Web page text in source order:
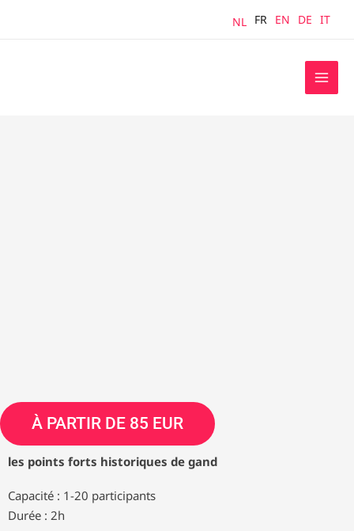
NL FR EN DE IT
À PARTIR DE 85 EUR
les points forts historiques de gand
Capacité : 1-20 participants
Durée : 2h